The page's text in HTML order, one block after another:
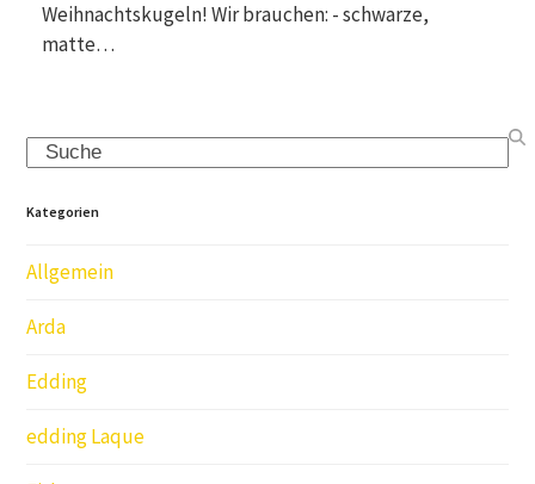
Weihnachtskugeln! Wir brauchen: - schwarze,
matte…
Search
Kategorien
Allgemein
Arda
Edding
edding Laque